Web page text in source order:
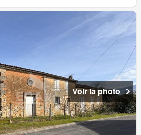
Voir la photo